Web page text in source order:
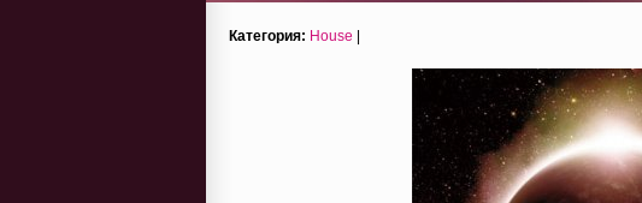
Категория: House |